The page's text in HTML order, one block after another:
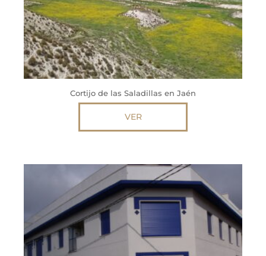
Cortijo de las Saladillas en Jaén
VER